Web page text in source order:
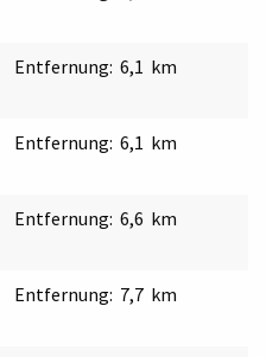
Entfernung: 6,1 km
Entfernung: 6,1 km
Entfernung: 6,6 km
Entfernung: 7,7 km